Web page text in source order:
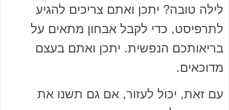
לילה טובה? יתכן ואתם צריכים להגיע
לתרפיסט, כדי לקבל אבחון מתאים על
בריאותכם הנפשית. יתכן ואתם בעצם
מדוכאים.
עם זאת, יכול לעזור, אם גם תשנו את